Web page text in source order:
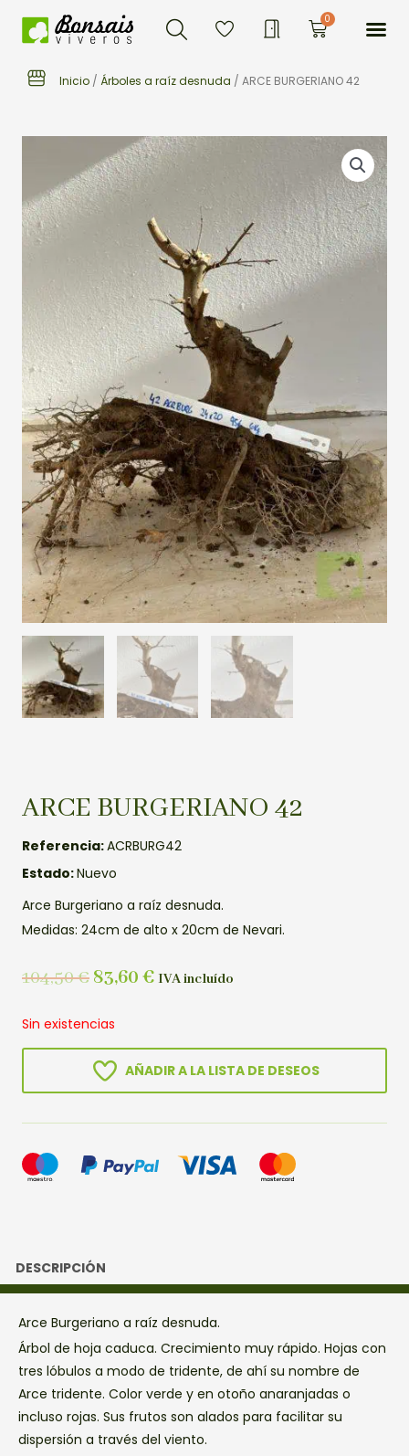
Buscar 0Carrito
Inicio / Árboles a raíz desnuda / ARCE BURGERIANO 42
ARCE BURGERIANO 42
Referencia:ACRBURG42
Estado:Nuevo
Arce Burgeriano a raíz desnuda.
Medidas: 24cm de alto x 20cm de Nevari.
104,50€ 83,60 € IVA incluído
Sin existencias
AÑADIR A LA LISTA DE DESEOS
DESCRIPCIÓN
Arce Burgeriano a raíz desnuda.
Árbol de hoja caduca. Crecimiento muy rápido. Hojas con
tres lóbulos a modo de tridente, de ahí su nombre de
Arce tridente. Color verde y en otoño anaranjadas o
incluso rojas. Sus frutos son alados para facilitar su
dispersión a través del viento.